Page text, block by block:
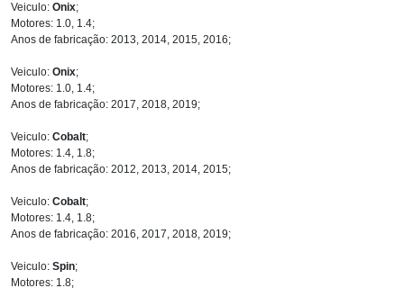
Veiculo: Onix;
Motores: 1.0, 1.4;
Anos de fabricação: 2013, 2014, 2015, 2016;
Veiculo: Onix;
Motores: 1.0, 1.4;
Anos de fabricação: 2017, 2018, 2019;
Veiculo: Cobalt;
Motores: 1.4, 1.8;
Anos de fabricação: 2012, 2013, 2014, 2015;
Veiculo: Cobalt;
Motores: 1.4, 1.8;
Anos de fabricação: 2016, 2017, 2018, 2019;
Veiculo: Spin;
Motores: 1.8;